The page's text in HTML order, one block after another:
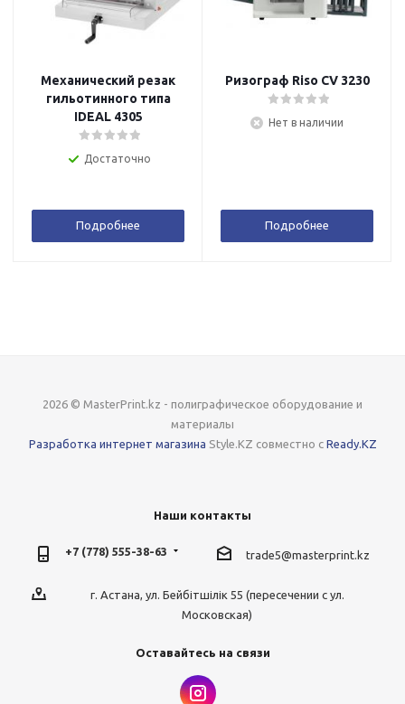
Механический резак
гильотинного типа
IDEAL 4305
Достаточно
Подробнее
Ризограф Riso CV 3230
Нет в наличии
Подробнее
2026 © MasterPrint.kz - полиграфическое оборудование и
материалы
Разработка интернет магазина Style.KZ совместно с Ready.KZ
Наши контакты
+7 (778) 555-38-63 trade5@masterprint.kz
г. Астана, ул. Бейбітшілік 55 (пересечении с ул.
Московская)
Оставайтесь на связи